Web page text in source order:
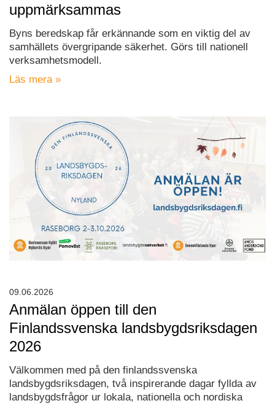
uppmärksammas
Byns beredskap får erkännande som en viktig del av
samhällets övergripande säkerhet. Görs till nationell
verksamhetsmodell.
Läs mera »
Anmälan öppen till den
Finlandssvenska landsbygdsriksdagen
2026
Välkommen med på den finlandssvenska
landsbygdsriksdagen, två inspirerande dagar fyllda av
landsbygdsfrågor ur lokala, nationella och nordiska
09.06.2026